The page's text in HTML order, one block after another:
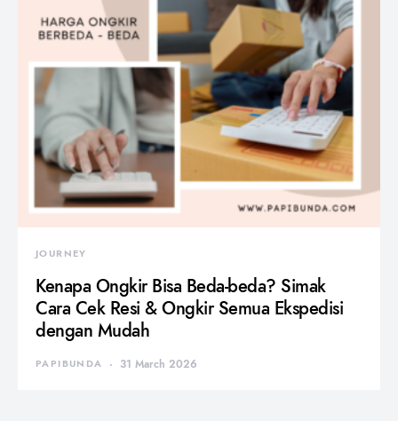
JOURNEY
Kenapa Ongkir Bisa Beda-beda? Simak
Cara Cek Resi & Ongkir Semua Ekspedisi
dengan Mudah
PAPIBUNDA 31 March 2026